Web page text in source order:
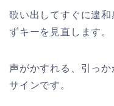
歌い出してすぐに違
ずキーを見直します。
声がかすれる、引っ
サインです。